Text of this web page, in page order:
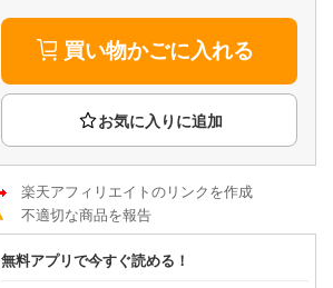
Rチャンネル
楽天チケット
エンタメニュース
推し楽
買い物かごに入れる
楽天アフィリエイトのリンクを作成
不適切な商品を報告
無料アプリで今すぐ読める！